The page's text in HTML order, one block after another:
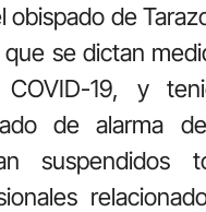
obispado de
se dictan
COVID-19, y
de alarma
suspendidos